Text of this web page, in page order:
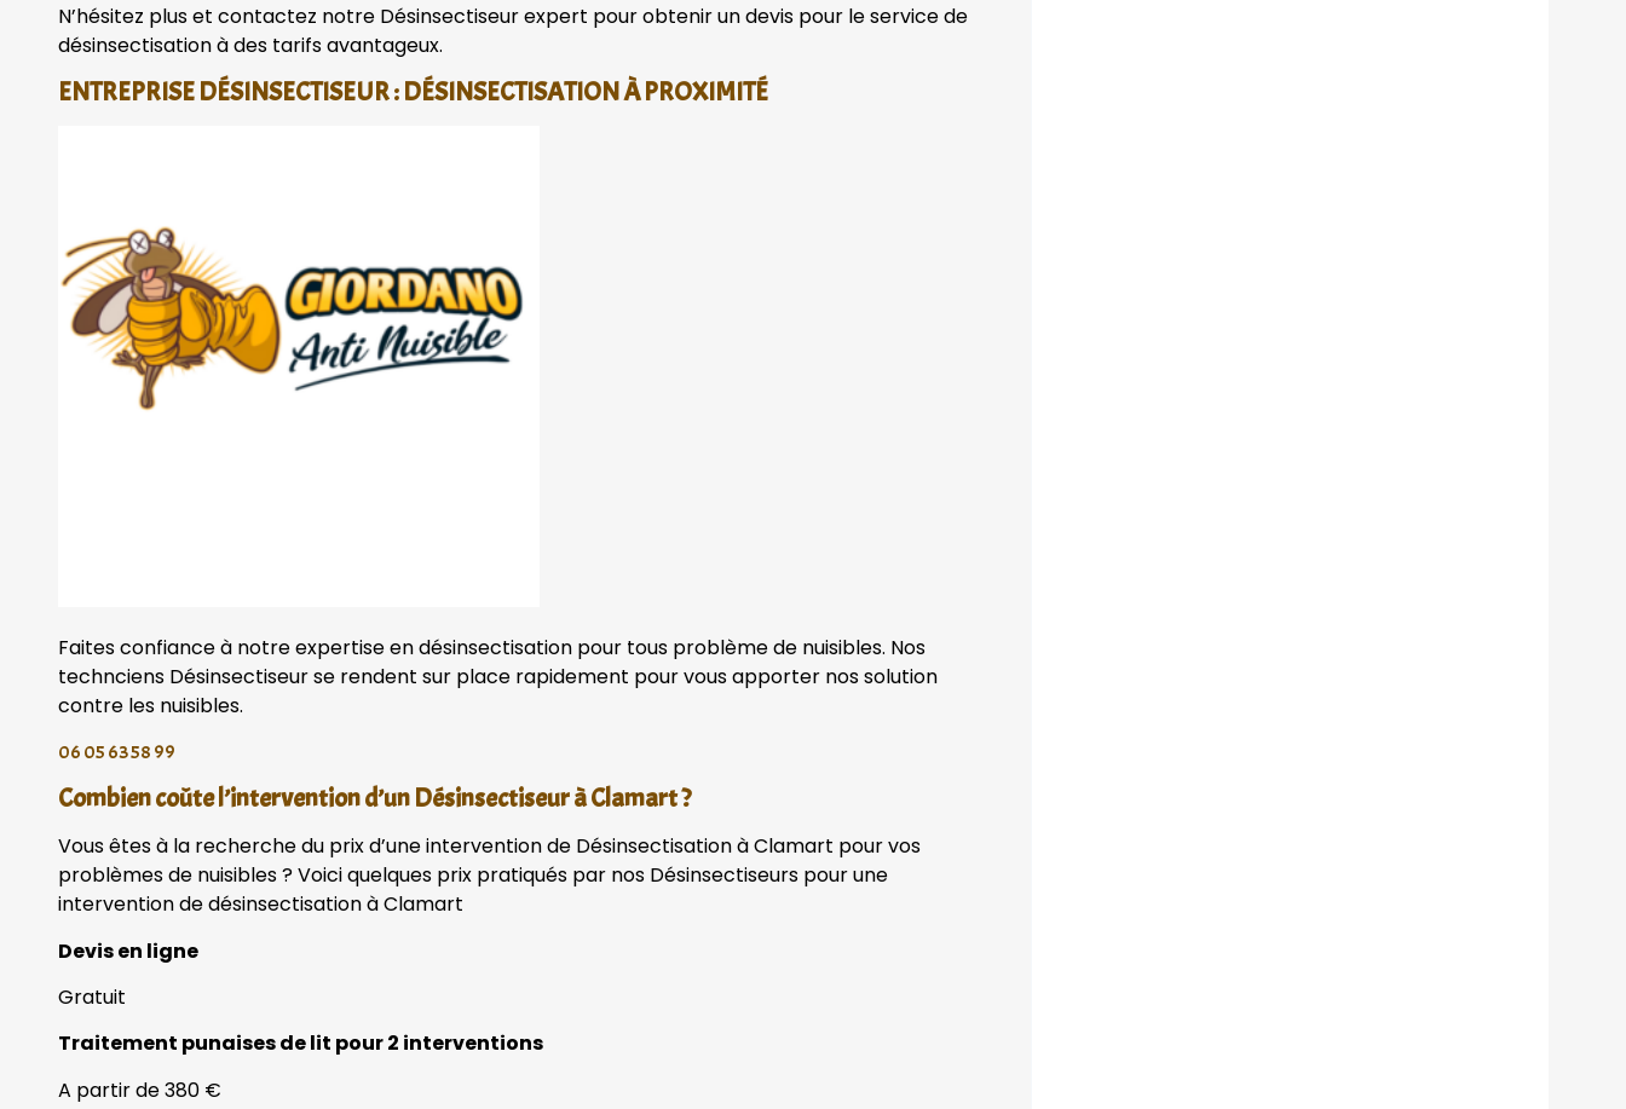
N’hésitez plus et contactez notre Désinsectiseur expert pour obtenir un devis pour le service de
désinsectisation à des tarifs avantageux.
ENTREPRISE DÉSINSECTISEUR : DÉSINSECTISATION À PROXIMITÉ
Faites confiance à notre expertise en désinsectisation pour tous problème de nuisibles. Nos
technciens Désinsectiseur se rendent sur place rapidement pour vous apporter nos solution
contre les nuisibles.
06 05 63 58 99
Combien coûte l’intervention d’un Désinsectiseur à Clamart ?
Vous êtes à la recherche du prix d’une intervention de Désinsectisation à Clamart pour vos
problèmes de nuisibles ? Voici quelques prix pratiqués par nos Désinsectiseurs pour une
intervention de désinsectisation à Clamart
Devis en ligne
Gratuit
Traitement punaises de lit pour 2 interventions
A partir de 380 €